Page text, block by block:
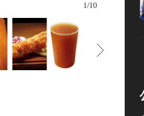
1/10